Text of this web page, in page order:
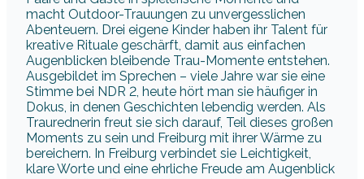
macht Outdoor-Trauungen zu unvergesslichen
Abenteuern. Drei eigene Kinder haben ihr Talent für
kreative Rituale geschärft, damit aus einfachen
Augenblicken bleibende Trau-Momente entstehen.
Ausgebildet im Sprechen – viele Jahre war sie eine
Stimme bei NDR 2, heute hört man sie häufiger in
Dokus, in denen Geschichten lebendig werden. Als
Traurednerin freut sie sich darauf, Teil dieses großen
Moments zu sein und Freiburg mit ihrer Wärme zu
bereichern. In Freiburg verbindet sie Leichtigkeit,
klare Worte und eine ehrliche Freude am Augenblick